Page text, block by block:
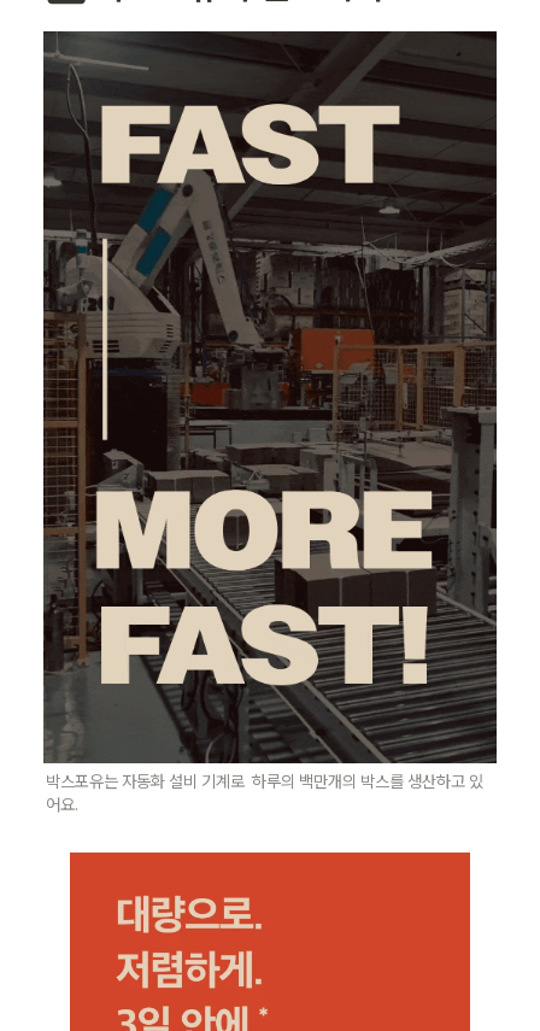
박스포유는 자동화 설비 기계로  하루의 백만개의 박스를 생산하고 있
어요.